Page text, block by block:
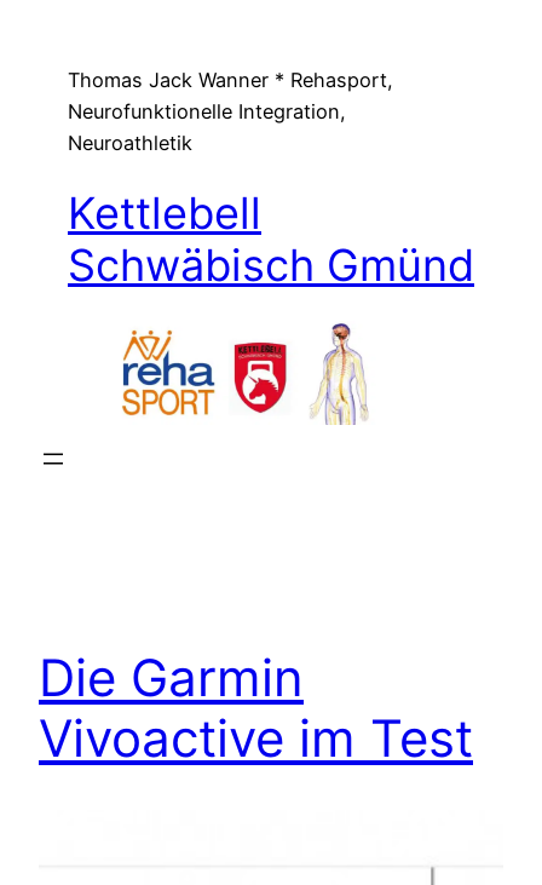
springenThomas Jack Wanner * Rehasport,
Neurofunktionelle Integration,
Neuroathletik
Kettlebell
Schwäbisch Gmünd
Die Garmin
Vivoactive im Test